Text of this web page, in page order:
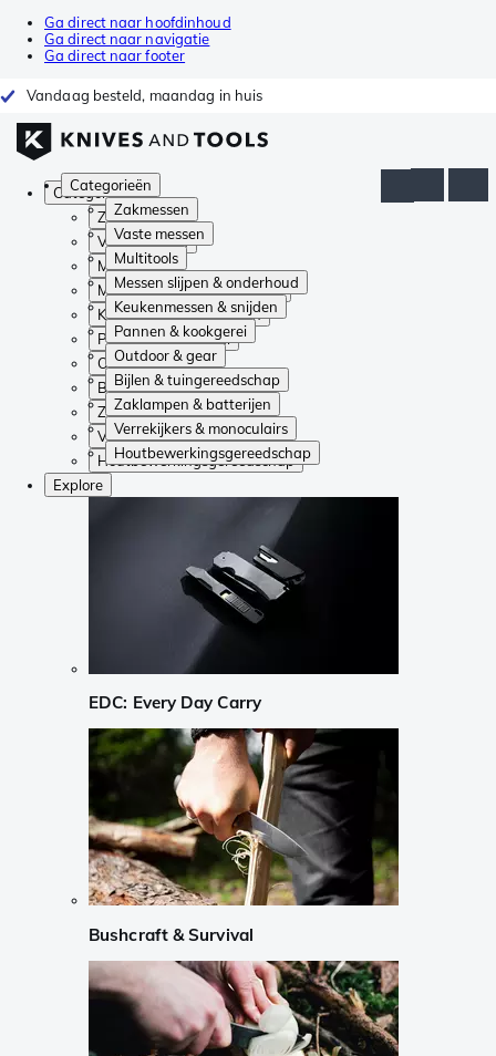
Ga direct naar hoofdinhoud
Ga direct naar navigatie
Ga direct naar footer
Vandaag besteld, maandag in huis
Categorieën
Zakmessen
Vaste messen
Multitools
Messen slijpen & onderhoud
Keukenmessen & snijden
Pannen & kookgerei
Outdoor & gear
Bijlen & tuingereedschap
Zaklampen & batterijen
Verrekijkers & monoculairs
Houtbewerkingsgereedschap
Categorieën
Zakmessen
Vaste messen
Multitools
Messen slijpen & onderhoud
Keukenmessen & snijden
Pannen & kookgerei
Outdoor & gear
Bijlen & tuingereedschap
Zaklampen & batterijen
Verrekijkers & monoculairs
Houtbewerkingsgereedschap
Explore
EDC: Every Day Carry
Bushcraft & Survival